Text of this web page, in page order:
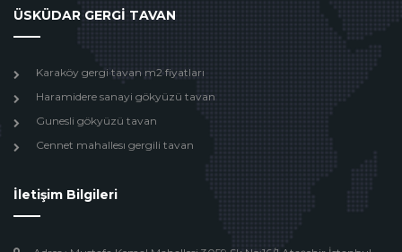
ÜSKÜDAR GERGİ TAVAN
Karaköy gergi tavan m2 fiyatları
Haramidere sanayi gökyüzü tavan
Gunesli gökyüzü tavan
Cennet mahallesı gergili tavan
İletişim Bilgileri